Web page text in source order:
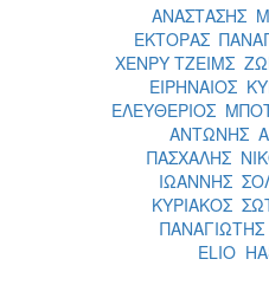
ΑΝΑΣΤΑΣΗΣ
ΕΚΤΟΡΑΣ
ΧΕΝΡΥ ΤΖΕΙΜΣ
ΕΙΡΗΝΑΙΟΣ
ΕΛΕΥΘΕΡΙΟΣ
ΑΝΤΩΝΗΣ
ΠΑΣΧΑΛΗΣ
ΙΩΑΝΝΗΣ
ΚΥΡΙΑΚΟΣ
ELIO